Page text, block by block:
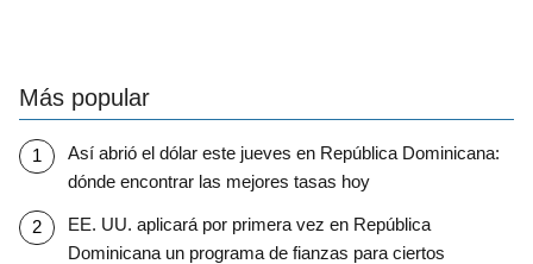
Más popular
Así abrió el dólar este jueves en República Dominicana:
dónde encontrar las mejores tasas hoy
EE. UU. aplicará por primera vez en República
Dominicana un programa de fianzas para ciertos